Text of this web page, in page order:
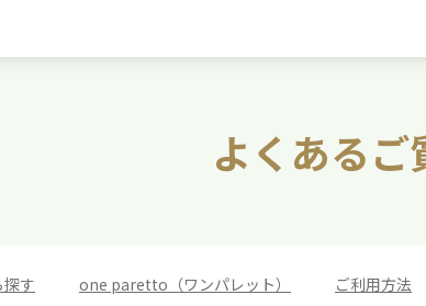
よくあるご
す one paretto（ワンパレット） ご利用方法